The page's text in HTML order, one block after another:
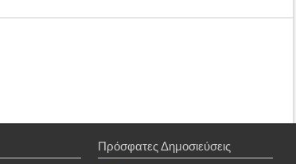
Πρόσφατες Δημοσιεύσεις